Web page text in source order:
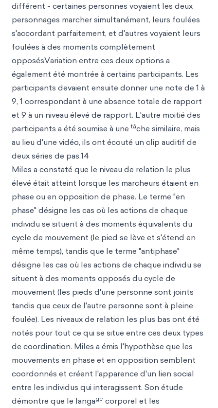
différent - certaines personnes voyaient les deux
personnages marcher simultanément, leurs foulées
s'accordant parfaitement, et d'autres voyaient leurs
foulées à des moments complètement
opposésVariation entre ces deux options a
également été montrée à certains participants. Les
participants devaient ensuite donner une note de 1 à
9, 1 correspondant à une absence totale de rapport
et 9 à un niveau élevé de rapport. L'autre moitié des
participants a été soumise à unetâche similaire, mais
au lieu d'une vidéo, ils ont écouté un clip auditif de
deux séries de pas.14
Miles a constaté que le niveau de relation le plus
élevé était atteint lorsque les marcheurs étaient en
phase ou en opposition de phase. Le terme "en
phase" désigne les cas où les actions de chaque
individu se situent à des moments équivalents du
cycle de mouvement (le pied se lève et s'étend en
même temps), tandis que le terme "antiphase"
désigne les cas où les actions de chaque individu se
situent à des moments opposés du cycle de
mouvement (les pieds d'une personne sont joints
tandis que ceux de l'autre personne sont à pleine
foulée). Les niveaux de relation les plus bas ont été
notés pour tout ce qui se situe entre ces deux types
de coordination. Miles a émis l'hypothèse que les
mouvements en phase et en opposition semblent
coordonnés et créent l'apparence d'un lien social
entre les individus qui interagissent. Son étude
démontre que le langage corporel et les